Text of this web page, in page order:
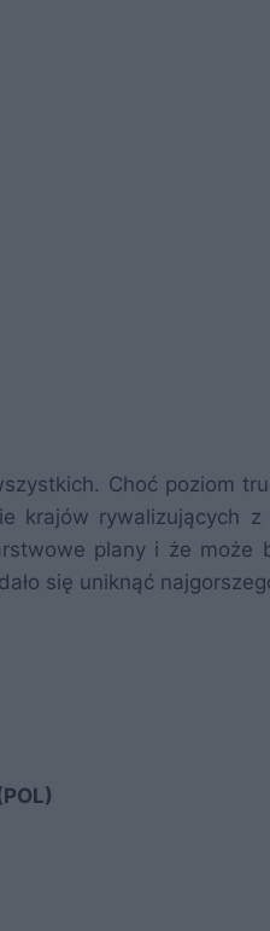
Choć poziom
krajów rywalizujących
plany i że może
się uniknąć